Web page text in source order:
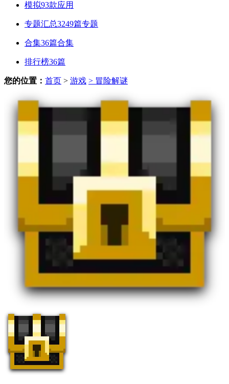
模拟93款应用
专题汇总3249篇专题
合集36篇合集
排行榜36篇
您的位置： 首页 > 游戏 > 冒险解谜